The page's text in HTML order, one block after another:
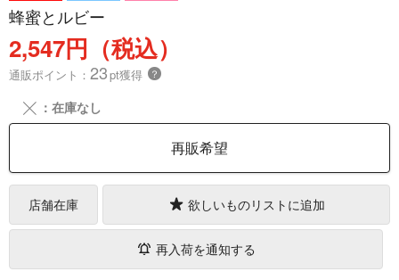
蜂蜜とルビー
2,547円（税込）
通販ポイント： 23pt獲得 ？
╳ ：在庫なし
再販希望
店舗在庫 欲しいものリストに追加
再入荷を通知する